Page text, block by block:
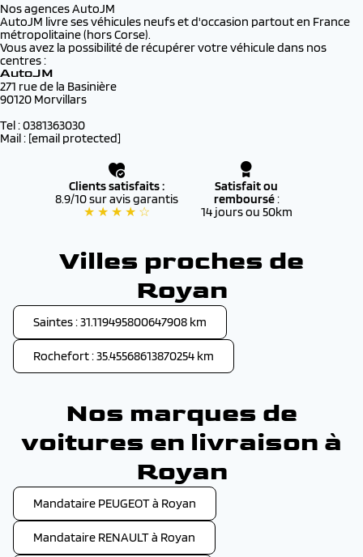
Nos agences AutoJM
AutoJM livre ses véhicules neufs et d'occasion partout en France
métropolitaine (hors Corse).
Vous avez la possibilité de récupérer votre véhicule dans nos
centres :
AutoJM
271 rue de la Basinière
90120 Morvillars
Tel : 0381363030
Mail : [email protected]
Clients satisfaits :
8.9/10 sur avis garantis
★ ★ ★ ★ ☆
Satisfait ou
remboursé:
14 jours ou 50km
Villes proches de
Royan
Saintes : 31.119495800647908 km
Rochefort : 35.45568613870254 km
Nos marques de
voitures en livraison à
Royan
Mandataire PEUGEOT à Royan
Mandataire RENAULT à Royan